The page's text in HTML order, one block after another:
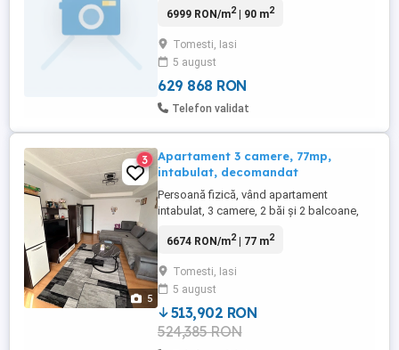
6999 RON/m2| 90 m2
Tomesti, Iasi
5 august
629 868 RON
Telefon validat
5
3
Apartament 3 camere, 77mp,
intabulat, decomandat
Persoană fizică, vând apartament
intabulat, 3 camere, 2 băi și 2 balcoane,
mp. Apartamentul este la etajul 4 din 4 și
noul Family Market (5 minute de mers pe
jos), 2-3 minute de mers pe jos până la
școală și grădiniță. ...
6674 RON/m2| 77 m2
Tomesti, Iasi
5 august
513,902 RON
524,385 RON